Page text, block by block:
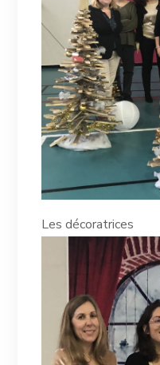
Les décoratrices